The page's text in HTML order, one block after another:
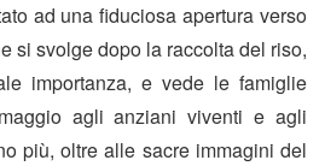
ad una fiduciosa apertura verso
si svolge dopo la raccolta del riso,
importanza, e vede le famiglie
agli anziani viventi e agli
più, oltre alle sacre immagini del